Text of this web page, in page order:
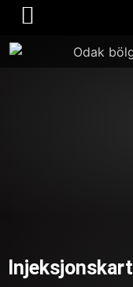
Injeksjonskart